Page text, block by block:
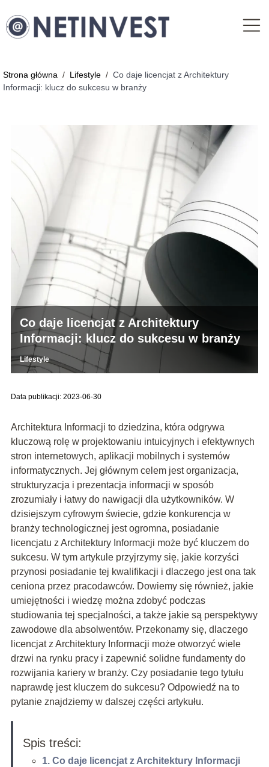
Strona główna / Lifestyle / Co daje licencjat z Architektury
Informacji: klucz do sukcesu w branży
Co daje licencjat z Architektury
Informacji: klucz do sukcesu w branży
Lifestyle
Data publikacji: 2023-06-30
Architektura Informacji to dziedzina, która odgrywa
kluczową rolę w projektowaniu intuicyjnych i efektywnych
stron internetowych, aplikacji mobilnych i systemów
informatycznych. Jej głównym celem jest organizacja,
strukturyzacja i prezentacja informacji w sposób
zrozumiały i łatwy do nawigacji dla użytkowników. W
dzisiejszym cyfrowym świecie, gdzie konkurencja w
branży technologicznej jest ogromna, posiadanie
licencjatu z Architektury Informacji może być kluczem do
sukcesu. W tym artykule przyjrzymy się, jakie korzyści
przynosi posiadanie tej kwalifikacji i dlaczego jest ona tak
ceniona przez pracodawców. Dowiemy się również, jakie
umiejętności i wiedzę można zdobyć podczas
studiowania tej specjalności, a także jakie są perspektywy
zawodowe dla absolwentów. Przekonamy się, dlaczego
licencjat z Architektury Informacji może otworzyć wiele
drzwi na rynku pracy i zapewnić solidne fundamenty do
rozwijania kariery w branży. Czy posiadanie tego tytułu
naprawdę jest kluczem do sukcesu? Odpowiedź na to
pytanie znajdziemy w dalszej części artykułu.
Spis treści:
1. Co daje licencjat z Architektury Informacji